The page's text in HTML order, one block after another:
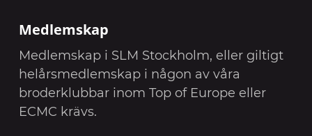
Medlemskap
Medlemskap i SLM Stockholm, eller giltigt
helårsmedlemskap i någon av våra
broderklubbar inom Top of Europe eller
ECMC krävs.